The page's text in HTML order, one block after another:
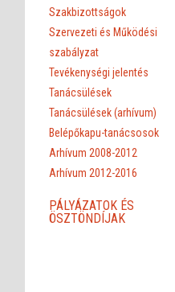
Szakbizottságok
Szervezeti és Működési
szabályzat
Tevékenységi jelentés
Tanácsülések
Tanácsülések (arhívum)
Belépőkapu-tanácsosok
Arhívum 2008-2012
Arhívum 2012-2016
PÁLYÁZATOK ÉS
ÖSZTÖNDÍJAK